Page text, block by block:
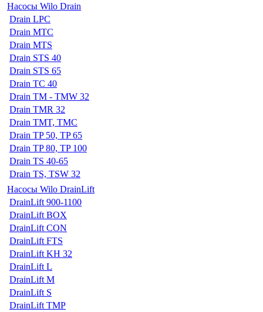
Насосы Wilo Drain
Drain LPC
Drain MTC
Drain MTS
Drain STS 40
Drain STS 65
Drain TC 40
Drain TM - TMW 32
Drain TMR 32
Drain TMT, TMC
Drain TP 50, TP 65
Drain TP 80, TP 100
Drain TS 40-65
Drain TS, TSW 32
Насосы Wilo DrainLift
DrainLift 900-1100
DrainLift BOX
DrainLift CON
DrainLift FTS
DrainLift KH 32
DrainLift L
DrainLift M
DrainLift S
DrainLift TMP